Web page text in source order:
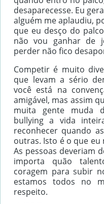
desaparecesse. Eu
alguém me aplaudiu,
que eu desço do
não vou ganhar de
perder não fico
Competir é muito
que levam a sério
você está na
amigável, mas assim
muita gente muda
bullying a vida
reconhecer quando
outras. Isto é o que
As pessoas deveriam
importa quão
coragem para subir
estamos todos no
respeito.